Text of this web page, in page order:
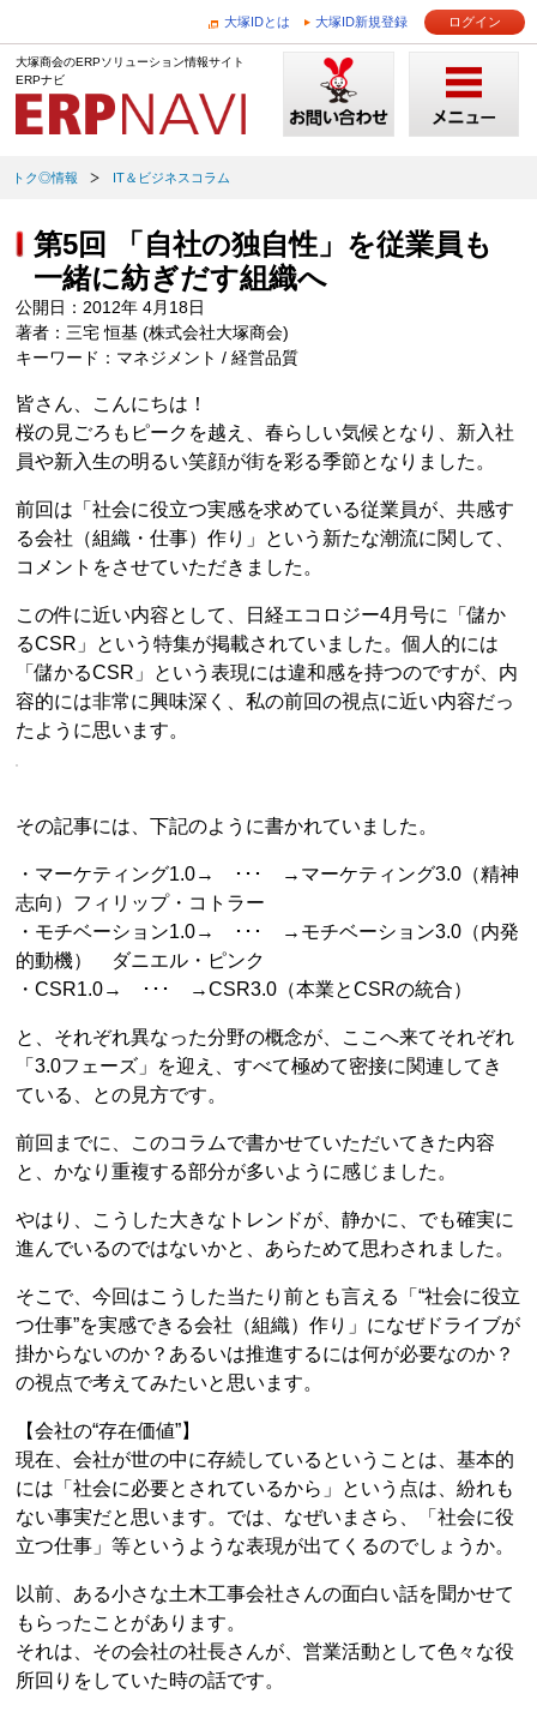
大塚IDとは 大塚ID新規登録 ログイン
大塚商会のERPソリューション情報サイト
ERPナビ
トク◎情報 IT＆ビジネスコラム
第5回 「自社の独自性」を従業員も
一緒に紡ぎだす組織へ
公開日：2012年 4月18日
著者：三宅 恒基 (株式会社大塚商会)
キーワード：マネジメント / 経営品質
皆さん、こんにちは！
桜の見ごろもピークを越え、春らしい気候となり、新入社
員や新入生の明るい笑顔が街を彩る季節となりました。
前回は「社会に役立つ実感を求めている従業員が、共感す
る会社（組織・仕事）作り」という新たな潮流に関して、
コメントをさせていただきました。
この件に近い内容として、日経エコロジー4月号に「儲か
るCSR」という特集が掲載されていました。個人的には
「儲かるCSR」という表現には違和感を持つのですが、内
容的には非常に興味深く、私の前回の視点に近い内容だっ
たように思います。
その記事には、下記のように書かれていました。
・マーケティング1.0→ ･･･ →マーケティング3.0（精神
志向）フィリップ・コトラー
・モチベーション1.0→ ･･･ →モチベーション3.0（内発
的動機） ダニエル・ピンク
・CSR1.0→ ･･･ →CSR3.0（本業とCSRの統合）
と、それぞれ異なった分野の概念が、ここへ来てそれぞれ
「3.0フェーズ」を迎え、すべて極めて密接に関連してき
ている、との見方です。
前回までに、このコラムで書かせていただいてきた内容
と、かなり重複する部分が多いように感じました。
やはり、こうした大きなトレンドが、静かに、でも確実に
進んでいるのではないかと、あらためて思わされました。
そこで、今回はこうした当たり前とも言える「“社会に役立
つ仕事”を実感できる会社（組織）作り」になぜドライブが
掛からないのか？あるいは推進するには何が必要なのか？
の視点で考えてみたいと思います。
【会社の“存在価値”】
現在、会社が世の中に存続しているということは、基本的
には「社会に必要とされているから」という点は、紛れも
ない事実だと思います。では、なぜいまさら、「社会に役
立つ仕事」等というような表現が出てくるのでしょうか。
以前、ある小さな土木工事会社さんの面白い話を聞かせて
もらったことがあります。
それは、その会社の社長さんが、営業活動として色々な役
所回りをしていた時の話です。